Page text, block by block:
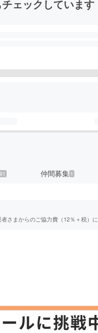
ェックしています
91 仲間募集 1
さまからのご協力費（12％＋税）に